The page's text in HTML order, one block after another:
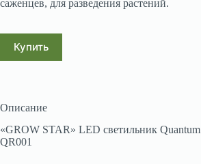
саженцев, для разведения растений.
Купить
Описание
«GROW STAR» LED светильник
QR001